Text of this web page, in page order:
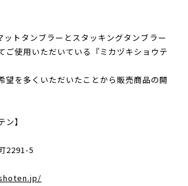
装
トタンブラーとスタッキングタンブラー
ご使用いただいている『ミカヅキショウテ
ン】
2291-5